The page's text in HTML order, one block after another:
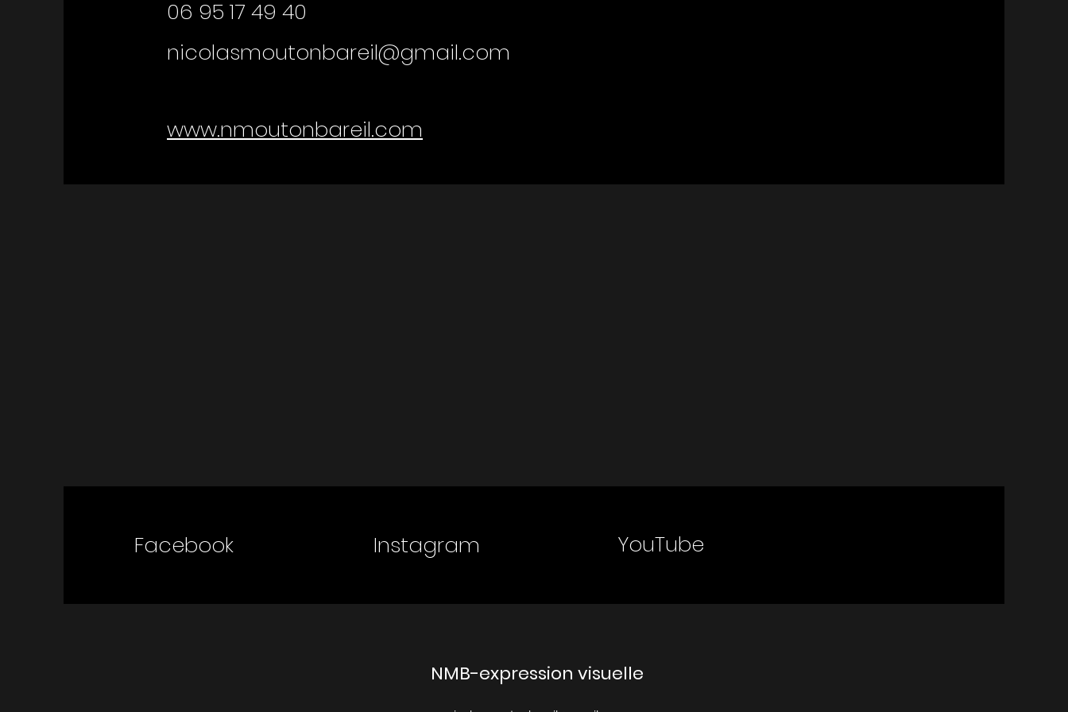
06 95 17 49 40
nicolasmoutonbareil@gmail.com
www.nmoutonbareil.com
Facebook Instagram YouTube
NMB-expression visuelle